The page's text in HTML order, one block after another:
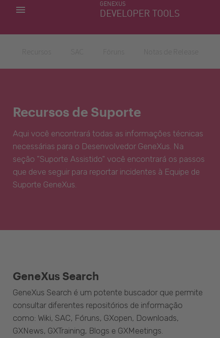
GENEXUS
DEVELOPER TOOLS
MINHAS APLICACÕES
Recursos de Suporte
Aqui você encontrará todas as informações técnicas
necessárias para o Desenvolvedor GeneXus. Na
seção "Suporte Assistido" você encontrará os passos
que deve seguir para reportar incidentes à Equipe de
Suporte GeneXus.
GeneXus Search
GeneXus Search é um potente buscador que permite
consultar diferentes repositórios de informação
como: Wiki, SAC, Fóruns, GXopen, Downloads,
GXNews, GXTraining, Blogs e GXMeetings.